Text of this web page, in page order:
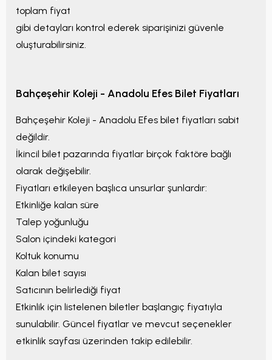
toplam fiyat
gibi detayları kontrol ederek siparişinizi güvenle
oluşturabilirsiniz.
Bahçeşehir Koleji - Anadolu Efes Bilet Fiyatları
Bahçeşehir Koleji - Anadolu Efes bilet fiyatları sabit
değildir.
İkincil bilet pazarında fiyatlar birçok faktöre bağlı
olarak değişebilir.
Fiyatları etkileyen başlıca unsurlar şunlardır:
Etkinliğe kalan süre
Talep yoğunluğu
Salon içindeki kategori
Koltuk konumu
Kalan bilet sayısı
Satıcının belirlediği fiyat
Etkinlik için listelenen biletler başlangıç fiyatıyla
sunulabilir. Güncel fiyatlar ve mevcut seçenekler
etkinlik sayfası üzerinden takip edilebilir.